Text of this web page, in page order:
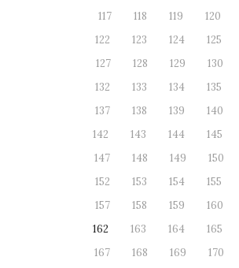
117
118 119 120
122
123 124 125
127
128 129 130
132
133 134 135
137
138 139 140
142
143 144 145
147
148 149 150
152
153 154 155
157
158 159 160
162
163 164 165
167
168 169 170